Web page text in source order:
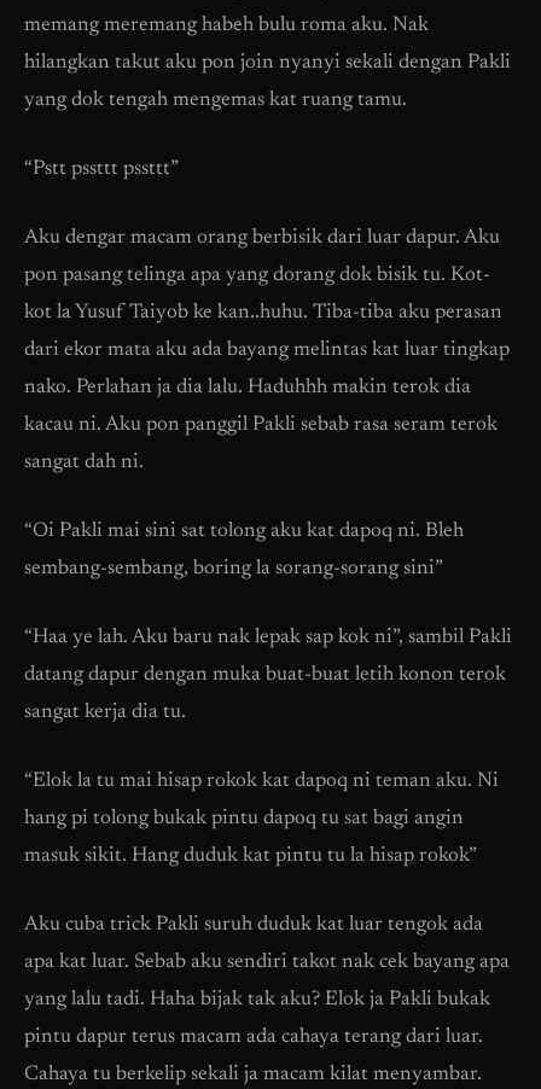
memang meremang habeh bulu roma aku. Nak
hilangkan takut aku pon join nyanyi sekali dengan Pakli
yang dok tengah mengemas kat ruang tamu.
“Pstt pssttt pssttt”
Aku dengar macam orang berbisik dari luar dapur. Aku
pon pasang telinga apa yang dorang dok bisik tu. Kot-
kot la Yusuf Taiyob ke kan..huhu. Tiba-tiba aku perasan
dari ekor mata aku ada bayang melintas kat luar tingkap
nako. Perlahan ja dia lalu. Haduhhh makin terok dia
kacau ni. Aku pon panggil Pakli sebab rasa seram terok
sangat dah ni.
“Oi Pakli mai sini sat tolong aku kat dapoq ni. Bleh
sembang-sembang, boring la sorang-sorang sini”
“Haa ye lah. Aku baru nak lepak sap kok ni”, sambil Pakli
datang dapur dengan muka buat-buat letih konon terok
sangat kerja dia tu.
“Elok la tu mai hisap rokok kat dapoq ni teman aku. Ni
hang pi tolong bukak pintu dapoq tu sat bagi angin
masuk sikit. Hang duduk kat pintu tu la hisap rokok”
Aku cuba trick Pakli suruh duduk kat luar tengok ada
apa kat luar. Sebab aku sendiri takot nak cek bayang apa
yang lalu tadi. Haha bijak tak aku? Elok ja Pakli bukak
pintu dapur terus macam ada cahaya terang dari luar.
Cahaya tu berkelip sekali ja macam kilat menyambar.